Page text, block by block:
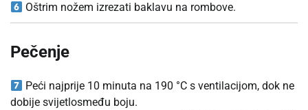
Oštrim nožem izrezati baklavu na rombove.
Pečenje
Peći najprije 10 minuta na 190 °C s ventilacijom, dok ne
dobije svijetlosmeđu boju.